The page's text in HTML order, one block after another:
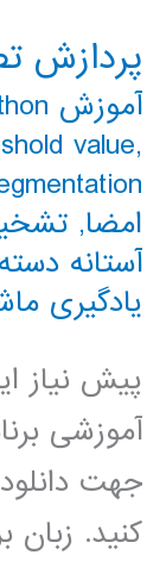
پردازش
آموزش python
value,
امضا,
آستانه
یادگیری
پیش نیاز
آموزشی
جهت
کنید. زبان